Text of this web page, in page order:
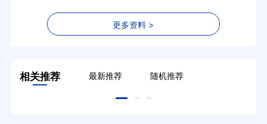
更多资料 >
相关推荐 最新推荐 随机推荐